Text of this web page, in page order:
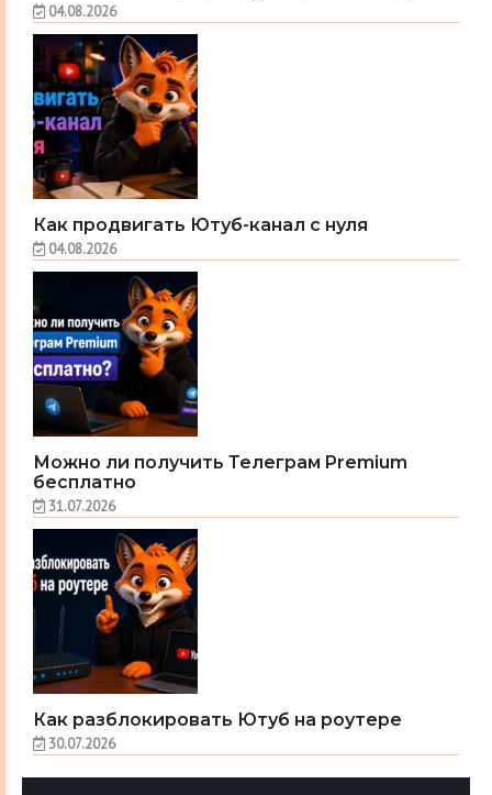
04.08.2026
Как продвигать Ютуб-канал с нуля
04.08.2026
Можно ли получить Телеграм Premium
бесплатно
31.07.2026
Как разблокировать Ютуб на роутере
30.07.2026